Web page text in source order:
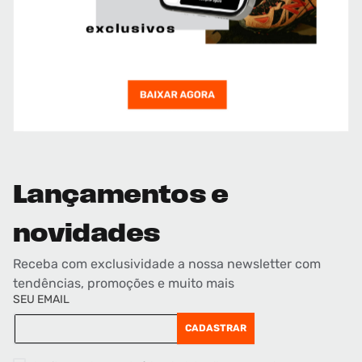
Lançamentos e
novidades
Receba com exclusividade a nossa newsletter com
tendências, promoções e muito mais
SEU EMAIL
CADASTRAR